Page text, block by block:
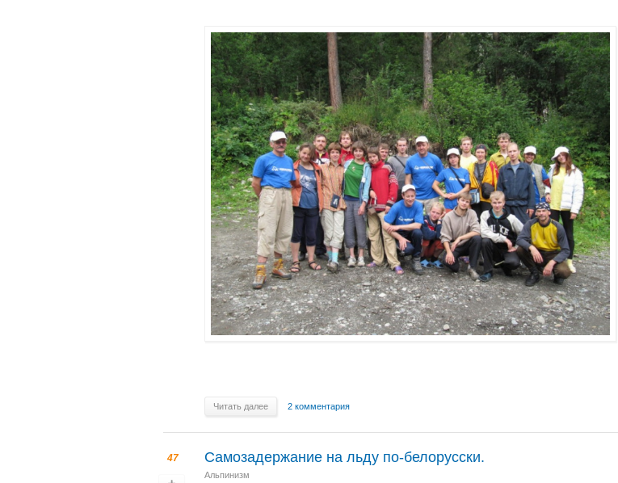
Читать далее 2 комментария
47 Самозадержание на льду по-белорусски.
Альпинизм